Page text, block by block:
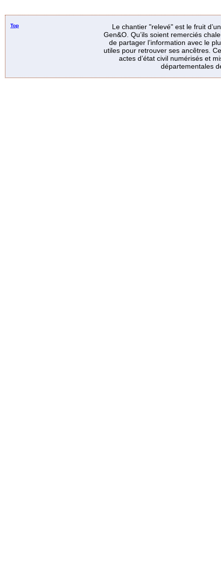
Top
Le chantier "relevé" est le fruit
Gen&O. Qu’ils soient remerciés
de partager l’information avec le
utiles pour retrouver ses ancêtres.
actes d’état civil numérisés et
départementales